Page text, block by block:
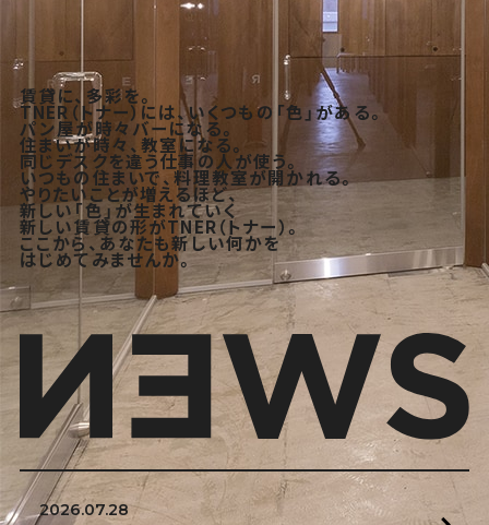
賃貸に、多彩を。
TNER（トナー）には、いくつもの「色」がある。
パン屋が時々バーになる。
住まいが時々、教室になる。
同じデスクを違う仕事の人が使う。
いつもの住まいで、料理教室が開かれる。
やりたいことが増えるほど、
新しい「色」が生まれていく
新しい賃貸の形がTNER（トナー）。
ここから、あなたも新しい何かを
はじめてみませんか。
2026.07.28